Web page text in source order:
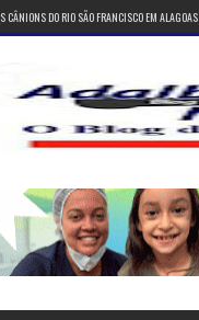
CÂNIONS DO RIO SÃO FRANCISCO EM ALAGOAS